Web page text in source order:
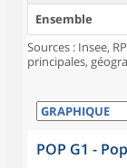
Ensemble
Sources : Insee,
principales,
POP G1 -